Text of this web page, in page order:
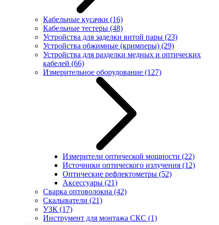
Кабельные кусачки (16)
Кабельные тестеры (48)
Устройства для заделки витой пары (23)
Устройства обжимные (кримперы) (29)
Устройства для разделки медных и оптических
кабелей (66)
Измерительное оборудование (127)
Измерители оптической мощности (22)
Источники оптического излучения (12)
Оптические рефлектометры (52)
Аксессуары (21)
Сварка оптоволокна (42)
Скалыватели (21)
УЗК (17)
Инструмент для монтажа СКС (1)